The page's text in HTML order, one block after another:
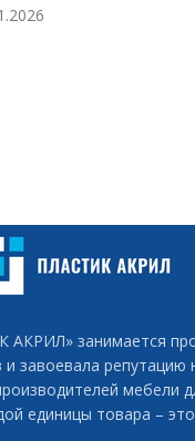
АКРИЛ» занимается
завоевала репутацию
мебели
единицы товара –